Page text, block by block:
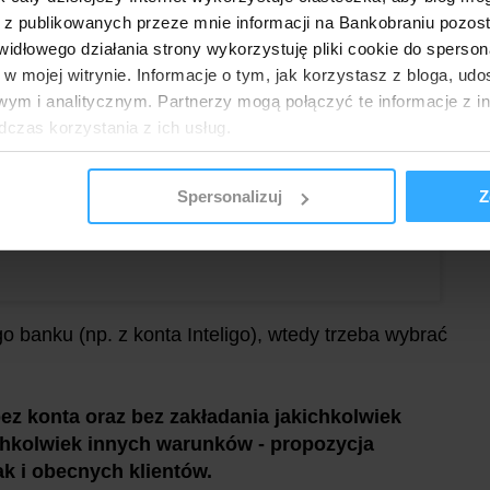
publikowanych przeze mnie informacji na Bankobraniu
działania strony wykorzystuję pliki cookie do
mojej witrynie. Informacje o tym, jak korzystasz z bloga,
i analitycznym. Partnerzy mogą połączyć te informacje z
korzystania z ich usług.
Spersonalizuj
banku (np. z konta Inteligo), wtedy trzeba wybrać
konta oraz bez zakładania jakichkolwiek
innych warunków - propozycja
i obecnych klientów.